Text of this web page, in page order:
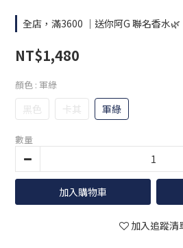
全店，滿3600 ｜送你阿G 聯名香水
NT$1,480
顏色 : 軍綠
黑色 卡其 軍綠
數量
加入購物車
加入追蹤清